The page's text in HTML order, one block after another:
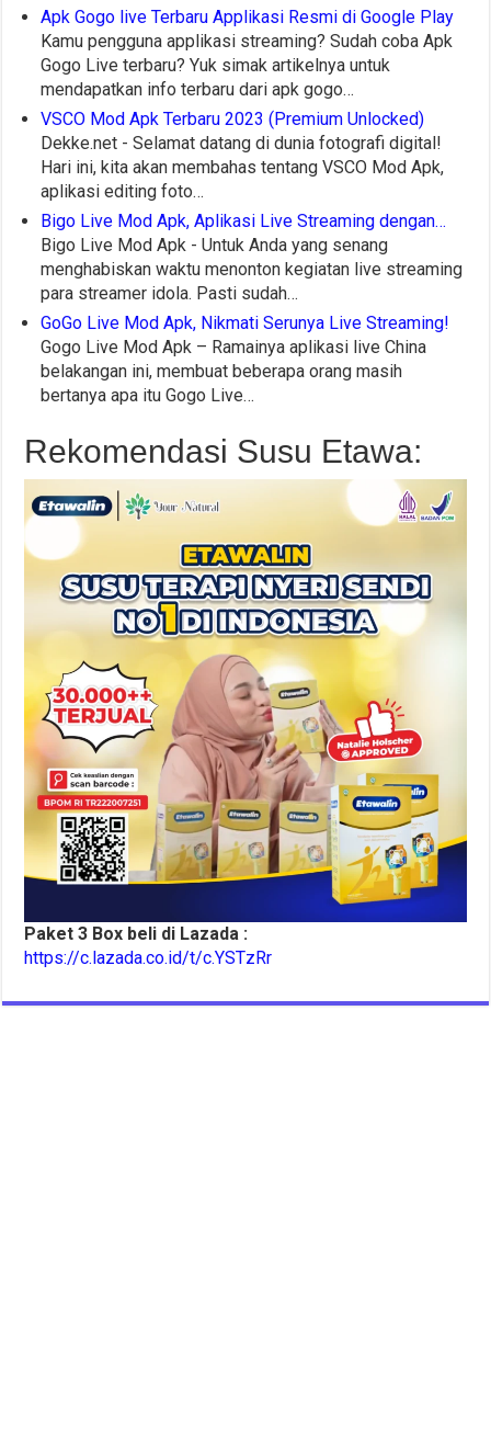
Apk Gogo live Terbaru Applikasi Resmi di Google Play
Kamu pengguna applikasi streaming? Sudah coba Apk
Gogo Live terbaru? Yuk simak artikelnya untuk
mendapatkan info terbaru dari apk gogo…
VSCO Mod Apk Terbaru 2023 (Premium Unlocked)
Dekke.net - Selamat datang di dunia fotografi digital!
Hari ini, kita akan membahas tentang VSCO Mod Apk,
aplikasi editing foto…
Bigo Live Mod Apk, Aplikasi Live Streaming dengan…
Bigo Live Mod Apk - Untuk Anda yang senang
menghabiskan waktu menonton kegiatan live streaming
para streamer idola. Pasti sudah…
GoGo Live Mod Apk, Nikmati Serunya Live Streaming!
Gogo Live Mod Apk – Ramainya aplikasi live China
belakangan ini, membuat beberapa orang masih
bertanya apa itu Gogo Live…
Rekomendasi Susu Etawa:
Paket 3 Box beli di Lazada :
https://c.lazada.co.id/t/c.YSTzRr